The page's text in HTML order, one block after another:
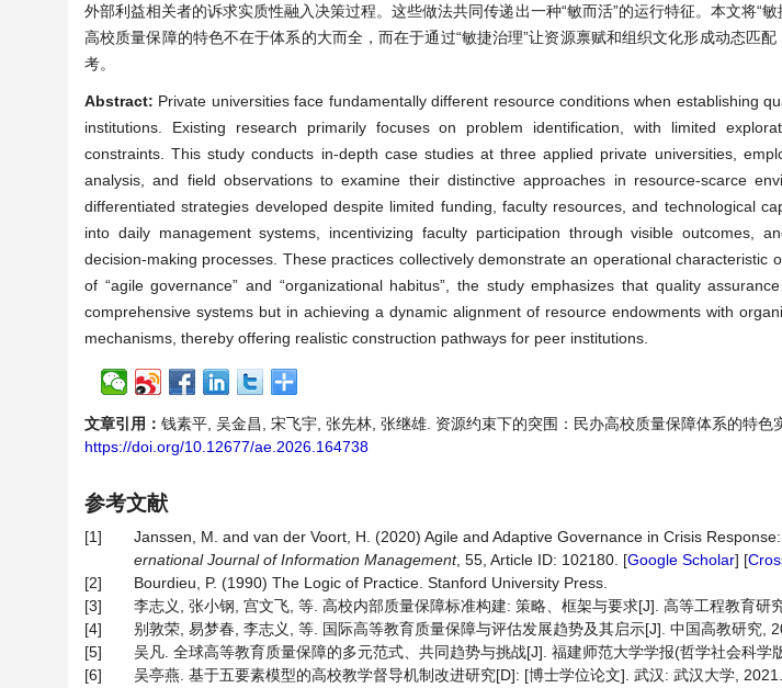
外部利益相关者的诉求实质性融入决策过程。这些做法共同传递出一种“敏而活”的运行特征。本文将“
高校质量保障的特色不在于体系的大而全，而在于通过“敏捷治理”让资源禀赋和组织文化形成动态匹
考。
Abstract: Private universities face fundamentally different resource conditions when establishing
institutions. Existing research primarily focuses on problem identification, with limited
constraints. This study conducts in-depth case studies at three applied private universities,
analysis, and field observations to examine their distinctive approaches in resource-scarce
differentiated strategies developed despite limited funding, faculty resources, and technological
into daily management systems, incentivizing faculty participation through visible outcomes,
decision-making processes. These practices collectively demonstrate an operational characteristic
of “agile governance” and “organizational habitus”, the study emphasizes that quality
comprehensive systems but in achieving a dynamic alignment of resource endowments with
mechanisms, thereby offering realistic construction pathways for peer institutions.
文章引用： 钱素平, 吴金昌, 宋飞宇, 张先林, 张继雄. 资源约束下的突围：民办高校质量保障体系的特
https://doi.org/10.12677/ae.2026.164738
参考文献
[1] Janssen, M. and van der Voort, H. (2020) Agile and Adaptive Governance in Crisis
ernational Journal of Information Management, 55, Article ID: 102180. [Google Scholar] [
[2]
Bourdieu, P. (1990) The Logic of Practice. Stanford University Press.
[3]
李志义, 张小钢, 宫文飞, 等. 高校内部质量保障标准构建: 策略、框架与要求[J]. 高等工程教育研
[4]
别敦荣, 易梦春, 李志义, 等. 国际高等教育质量保障与评估发展趋势及其启示[J]. 中国高教研究,
[5]
吴凡. 全球高等教育质量保障的多元范式、共同趋势与挑战[J]. 福建师范大学学报(哲学社会科学
[6]
吴亭燕. 基于五要素模型的高校教学督导机制改进研究[D]: [博士学位论文]. 武汉: 武汉大学, 2021.